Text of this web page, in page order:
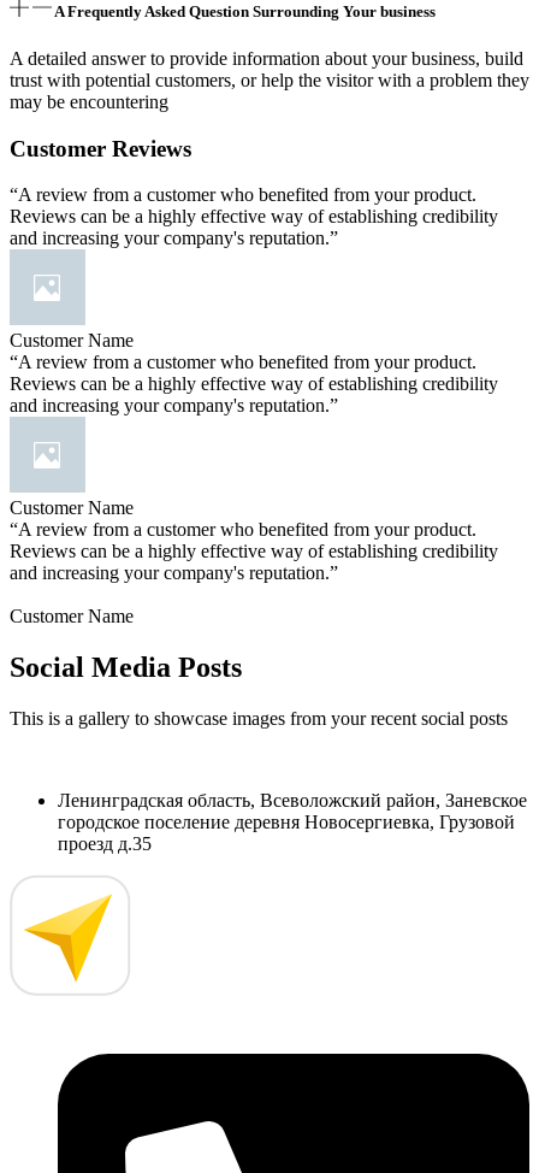
A Frequently Asked Question Surrounding Your business
A detailed answer to provide information about your business, build
trust with potential customers, or help the visitor with a problem they
may be encountering
Customer Reviews
“A review from a customer who benefited from your product.
Reviews can be a highly effective way of establishing credibility
and increasing your company's reputation.”
Customer Name
“A review from a customer who benefited from your product.
Reviews can be a highly effective way of establishing credibility
and increasing your company's reputation.”
Customer Name
“A review from a customer who benefited from your product.
Reviews can be a highly effective way of establishing credibility
and increasing your company's reputation.”
Customer Name
Social Media Posts
This is a gallery to showcase images from your recent social posts
Ленинградская область, Всеволожский район, Заневское
городское поселение деревня Новосергиевка, Грузовой
проезд д.35